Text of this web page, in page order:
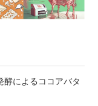
酵によるココアバタ